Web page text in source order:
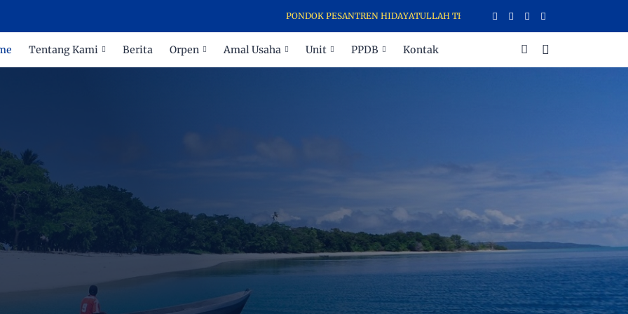
PONDOK PESANTREN HIDAYATULLAH TERNATE MENERIMA DAN MENYALURKAN
Tentang Kami Berita Orpen Amal Usaha Unit PPDB Kontak